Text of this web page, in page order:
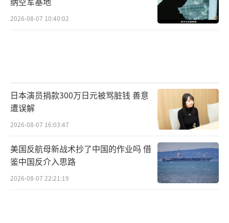
2026-08-07 10:40:02
日本演员捐款300万日元被骂脏钱 善意
遭误解
2026-08-07 16:03:47
美国反航母新战术抄了中国的作业吗 借
鉴中国反介入思路
2026-08-07 22:21:19